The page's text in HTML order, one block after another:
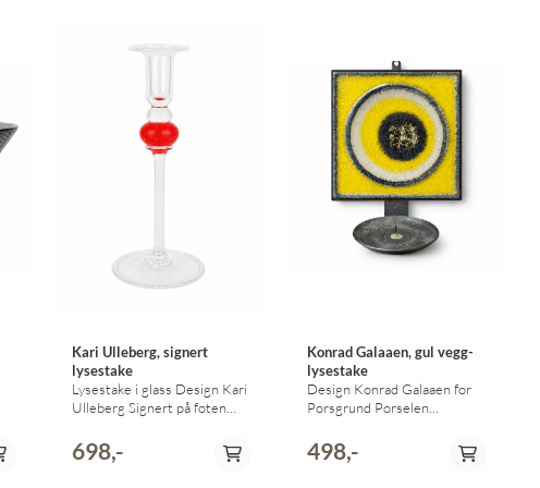
Kari Ulleberg, signert
lysestake
Lysestake i glass Design Kari
Ulleberg Signert på foten
698,-
Konrad Galaaen, gul vegg-
lysestake
Design Konrad Galaaen for
Porsgrund Porselen
gul farge 17 cm x 17 cm
Tung, solid og rustikk
498,-